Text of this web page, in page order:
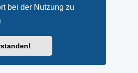
bei der Nutzung zu